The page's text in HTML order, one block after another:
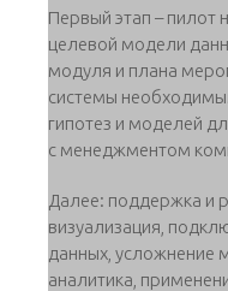
Первый этап – пилот
целевой модели
модуля и плана
системы
гипотез и моделей
с менеджментом
Далее: поддержка и
визуализация,
данных, усложнение
аналитика,